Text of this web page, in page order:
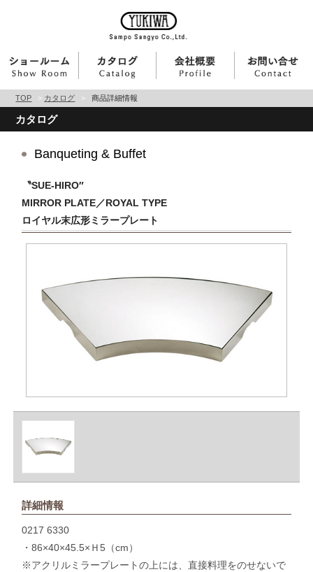
TOP > カタログ > 商品詳細情報
カタログ
Banqueting & Buffet
〝SUE-HIRO″
MIRROR PLATE／ROYAL TYPE
ロイヤル末広形ミラープレート
詳細情報
0217 6330
・86×40×45.5×Ｈ5（cm）
※アクリルミラープレートの上には、直接料理をのせないで